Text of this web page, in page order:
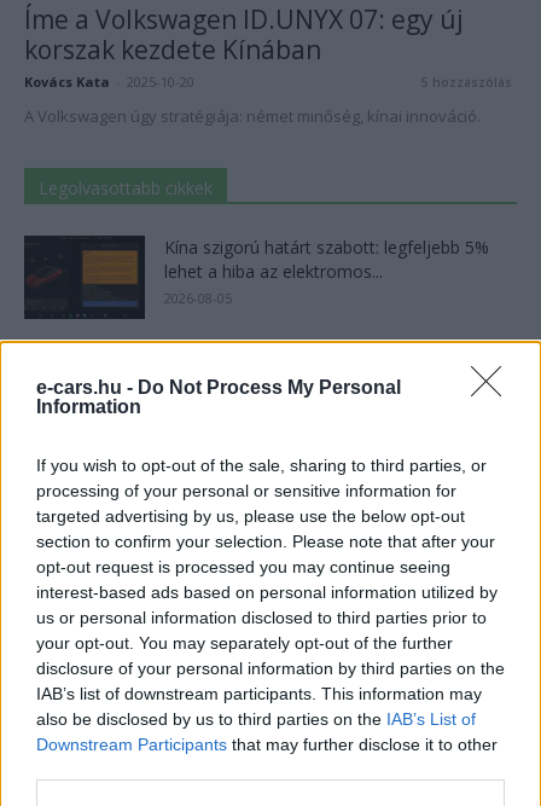
e-cars.hu - Do Not Process My Personal
Information
If you wish to opt-out of the sale, sharing to third parties, or
processing of your personal or sensitive information for
targeted advertising by us, please use the below opt-out
section to confirm your selection. Please note that after your
opt-out request is processed you may continue seeing
interest-based ads based on personal information utilized by
us or personal information disclosed to third parties prior to
your opt-out. You may separately opt-out of the further
disclosure of your personal information by third parties on the
IAB’s list of downstream participants. This information may
also be disclosed by us to third parties on the IAB’s List of
Downstream Participants that may further disclose it to other
Íme a Volkswagen ID.UNYX 07: egy új
korszak kezdete Kínában
Kovács Kata 2025-10-20 5 hozzászólás
A Volkswagen úgy stratégiája: német minőség, kínai innováció.
Legolvasottabb cikkek
Kína szigorú határt szabott: legfeljebb 5%
lehet a hiba az elektromos...
2026-08-05
9 perc töltés, 450 kilométer hatótáv – ezzel
indulhat harcba a...
A Leapmotor átlépte a 100 ezres
álomhatárt, és lekörözte a Changant
2026-08-05
21 ezer előrendelés 20 óra alatt: a kínaiak
megrohanták az MG...
2026-08-04
4000 állomás, 108 másodperc: itt a Nio új
csererekordja